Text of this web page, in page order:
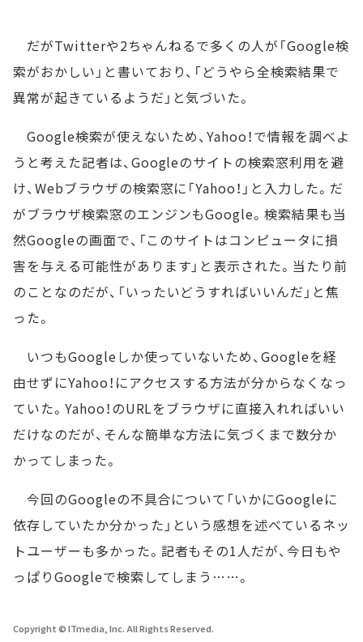
だがTwitterや2ちゃんねるで多くの人が「Google検
索がおかしい」と書いており、「どうやら全検索結果で
異常が起きているようだ」と気づいた。
Google検索が使えないため、Yahoo！で情報を調べよ
うと考えた記者は、Googleのサイトの検索窓利用を避
け、Webブラウザの検索窓に「Yahoo！」と入力した。だ
がブラウザ検索窓のエンジンもGoogle。検索結果も当
然Googleの画面で、「このサイトはコンピュータに損
害を与える可能性があります」と表示された。当たり前
のことなのだが、「いったいどうすればいいんだ」と焦
った。
いつもGoogleしか使っていないため、Googleを経
由せずにYahoo！にアクセスする方法が分からなくなっ
ていた。Yahoo！のURLをブラウザに直接入れればいい
だけなのだが、そんな簡単な方法に気づくまで数分か
かってしまった。
今回のGoogleの不具合について「いかにGoogleに
依存していたか分かった」という感想を述べているネッ
トユーザーも多かった。記者もその1人だが、今日もや
っぱりGoogleで検索してしまう……。
Copyright © ITmedia, Inc. All Rights Reserved.